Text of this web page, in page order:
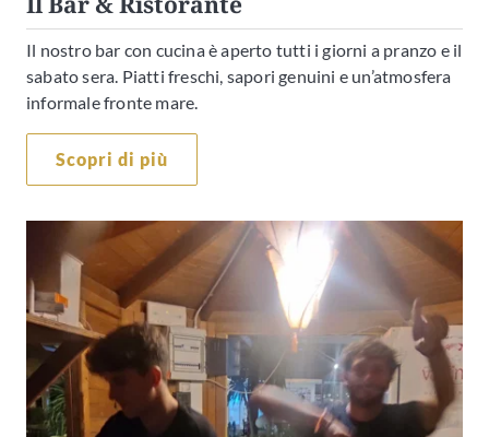
Il nostro bar con cucina è aperto tutti i giorni a pranzo e il
sabato sera. Piatti freschi, sapori genuini e un’atmosfera
informale fronte mare.
Scopri di più